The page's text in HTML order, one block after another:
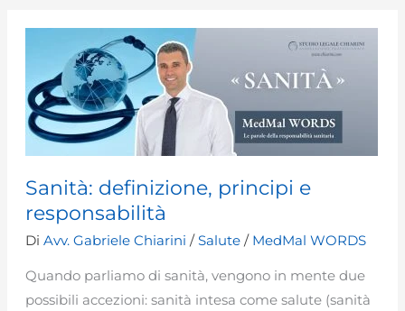
e
utilità
hanno
Sanità: definizione, principi e
responsabilità
DiAvv. Gabriele Chiarini/Salute / MedMal WORDS
Quando parliamo di sanità, vengono in mente due
possibili accezioni: sanità intesa come salute (sanità